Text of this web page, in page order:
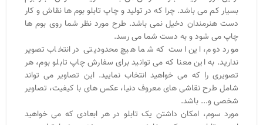
بسیار کم می باشد. چرا که در تولید و چاپ تابلو بوم ها نقاش و کار
دست هنرمندان دخیل نمی باشد. طرح مورد نظر شما روی بوم ها
چاپ می شود و به دست شما می رسد.
مورد دوم، این است که شما هیچ محدودیتی در انتخاب تصویر
ندارید. به این معنا که می توانید برای سفارش چاپ تابلو بوم، هر
تصویری را که می خواهید انتخاب نمایید. این تصاویر می تواند
شامل طرح نقاشی های معروف دنیا، عکس های با کیفیت، تصاویر
شخصی و... باشد.
مورد سوم، امکان داشتن یک تابلو در هر ابعادی که می خواهید